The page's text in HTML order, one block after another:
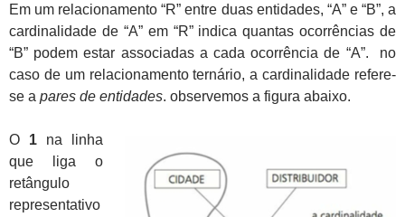
Em um relacionamento “R” entre duas entidades, “A” e “B”, a
cardinalidade de “A” em “R” indica quantas ocorrências de
“B” podem estar associadas a cada ocorrência de “A”. no
caso de um relacionamento ternário, a cardinalidade refere-
se a pares de entidades. observemos a figura abaixo.
O 1 na linha
que liga o
retângulo
representativo